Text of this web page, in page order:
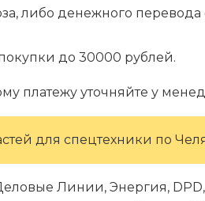
либо денежного
до 30000 рублей.
платежу уточняйте у
для спецтехники по
Линии, Энергия,